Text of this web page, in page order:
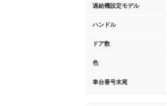
過給機設定モデル
ハンドル
ドア数
色
車台番号末尾